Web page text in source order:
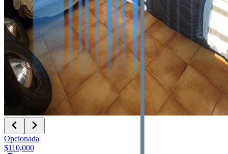
Opcionada
$110,000